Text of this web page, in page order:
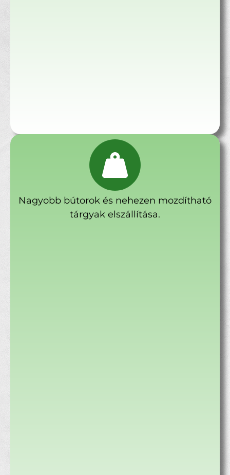
Nagyobb bútorok és nehezen mozdítható
tárgyak elszállítása.